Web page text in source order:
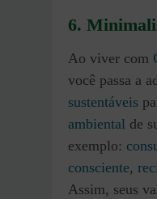
6.
Ao viver com
você passa a
sustentáveis
ambiental de
exemplo:
consciente,
Assim, seus